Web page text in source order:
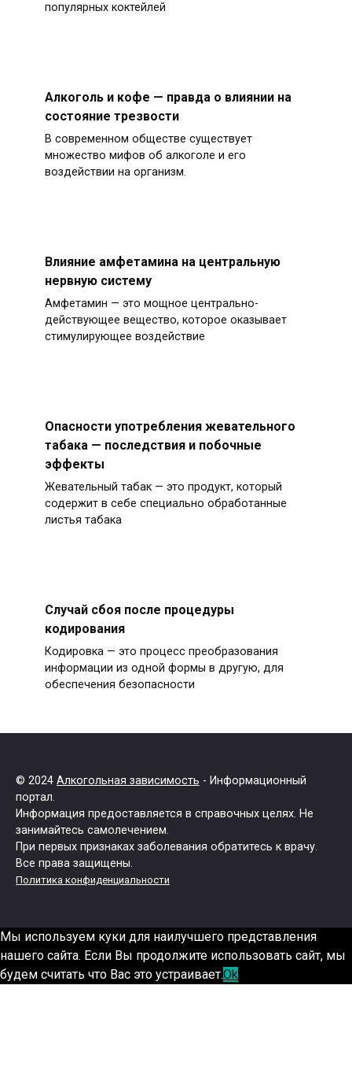
популярных коктейлей
Алкоголь и кофе — правда о влиянии на
состояние трезвости
В современном обществе существует
множество мифов об алкоголе и его
воздействии на организм.
Влияние амфетамина на центральную
нервную систему
Амфетамин — это мощное центрально-
действующее вещество, которое оказывает
стимулирующее воздействие
Опасности употребления жевательного
табака — последствия и побочные
эффекты
Жевательный табак — это продукт, который
содержит в себе специально обработанные
листья табака
Случай сбоя после процедуры
кодирования
Кодировка — это процесс преобразования
информации из одной формы в другую, для
обеспечения безопасности
© 2024 Алкогольная зависимость - Информационный
портал.
Информация предоставляется в справочных целях. Не
занимайтесь самолечением.
При первых признаках заболевания обратитесь к врачу.
Все права защищены.
Политика конфиденциальности
Мы используем куки для наилучшего представления
нашего сайта. Если Вы продолжите использовать сайт, мы
будем считать что Вас это устраивает.Ok